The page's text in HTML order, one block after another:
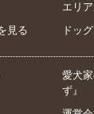
エリ
見る
ドッ
愛犬
ず』